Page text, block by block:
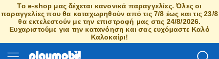
Το e-shop μας δέχεται κανονικά παραγγελίες. Όλες οι
παραγγελίες που θα καταχωρηθούν από τις 7/8 έως και τις 23/8
θα εκτελεστούν με την επιστροφή μας στις 24/8/2026.
Ευχαριστούμε για την κατανόηση και σας ευχόμαστε Καλό
Καλοκαίρι!